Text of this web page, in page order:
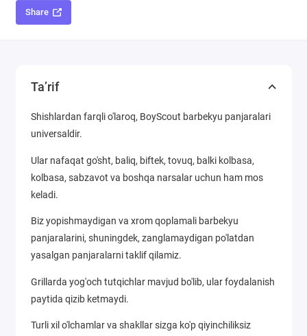
Share
Ta’rif
Shishlardan farqli o'laroq, BoyScout barbekyu panjaralari
universaldir.
Ular nafaqat go'sht, baliq, biftek, tovuq, balki kolbasa,
kolbasa, sabzavot va boshqa narsalar uchun ham mos
keladi.
Biz yopishmaydigan va xrom qoplamali barbekyu
panjaralarini, shuningdek, zanglamaydigan po'latdan
yasalgan panjaralarni taklif qilamiz.
Grillarda yog'och tutqichlar mavjud bo'lib, ular foydalanish
paytida qizib ketmaydi.
Turli xil o'lchamlar va shakllar sizga ko'p qiyinchiliksiz